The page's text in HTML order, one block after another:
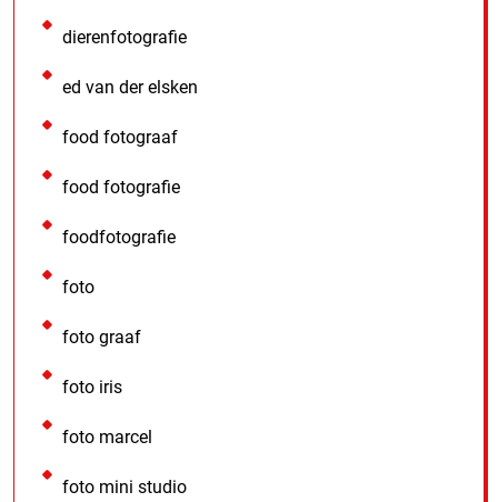
dierenfotografie
ed van der elsken
food fotograaf
food fotografie
foodfotografie
foto
foto graaf
foto iris
foto marcel
foto mini studio